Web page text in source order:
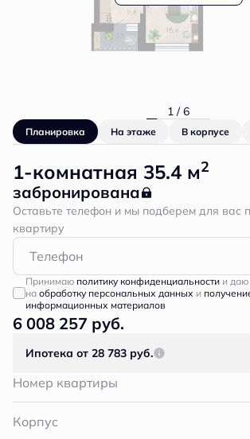
1 / 6
Планировка На этаже В корпусе
1-комнатная 35.4 м2
забронирована
Оставьте телефон и мы подберем для вас
квартиру
Принимаю политику конфиденциальностии даю
на обработку персональных данных и
информационных материалов
6 008 257 руб.
Ипотека от 28 783 руб.
Номер квартиры
Корпус